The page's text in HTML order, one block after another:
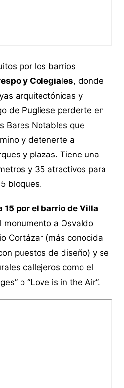
por los barrios
y Colegiales, donde
arquitectónicas y
de Pugliese perderte en
Bares Notables que
y detenerte a
y plazas. Tiene una
y 35 atractivos para
bloques.
15 por el barrio de Villa
a Osvaldo
Cortázar (más conocida
puestos de diseño) y se
callejeros como el
o “Love is in the Air”.